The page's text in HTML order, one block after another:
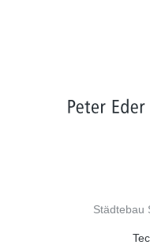
Städtebau